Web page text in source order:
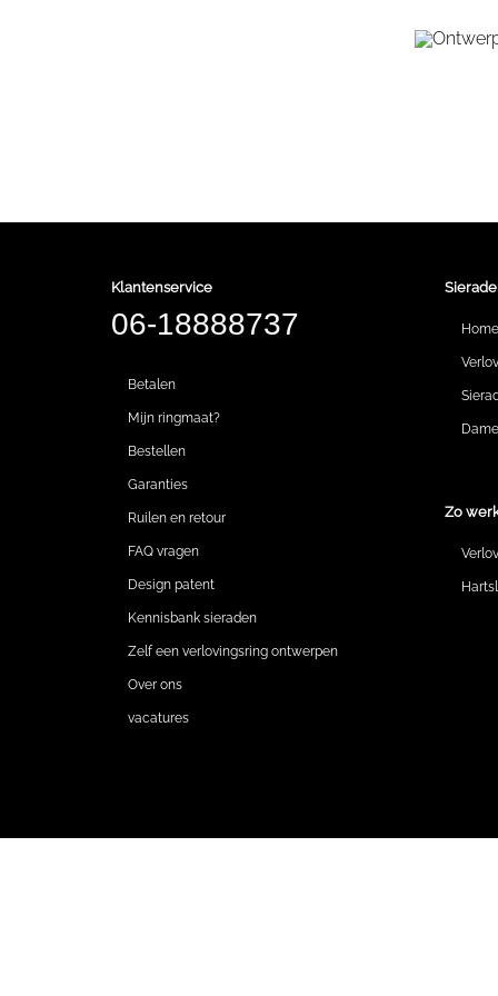
Klantenservice
06-18888737
Betalen
Mijn ringmaat?
Bestellen
Garanties
Ruilen en retour
FAQ vragen
Design patent
Kennisbank sieraden
Zelf een verlovingsring ontwerpen
Over ons
vacatures
Home
Zo